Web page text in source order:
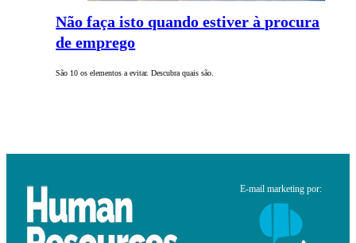
Não faça isto quando estiver à procura
de emprego
São 10 os elementos a evitar. Descubra quais são.
E-mail marketing por: